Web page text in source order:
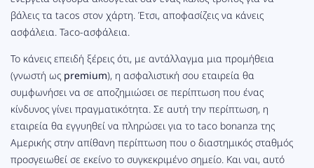
βάλεις τα tacos στον χάρτη. Έτσι, αποφασίζεις να κάνεις
ασφάλεια. Taco-ασφάλεια.
Το κάνεις επειδή ξέρεις ότι, με αντάλλαγμα μια προμήθεια
(γνωστή ως premium), η ασφαλιστική σου εταιρεία θα
συμφωνήσει να σε αποζημιώσει σε περίπτωση που ένας
κίνδυνος γίνει πραγματικότητα. Σε αυτή την περίπτωση, η
εταιρεία θα εγγυηθεί να πληρώσει για το taco bonanza της
Αμερικής στην απίθανη περίπτωση που ο διαστημικός σταθμός
προσγειωθεί σε εκείνο το συγκεκριμένο σημείο. Και ναι, αυτό